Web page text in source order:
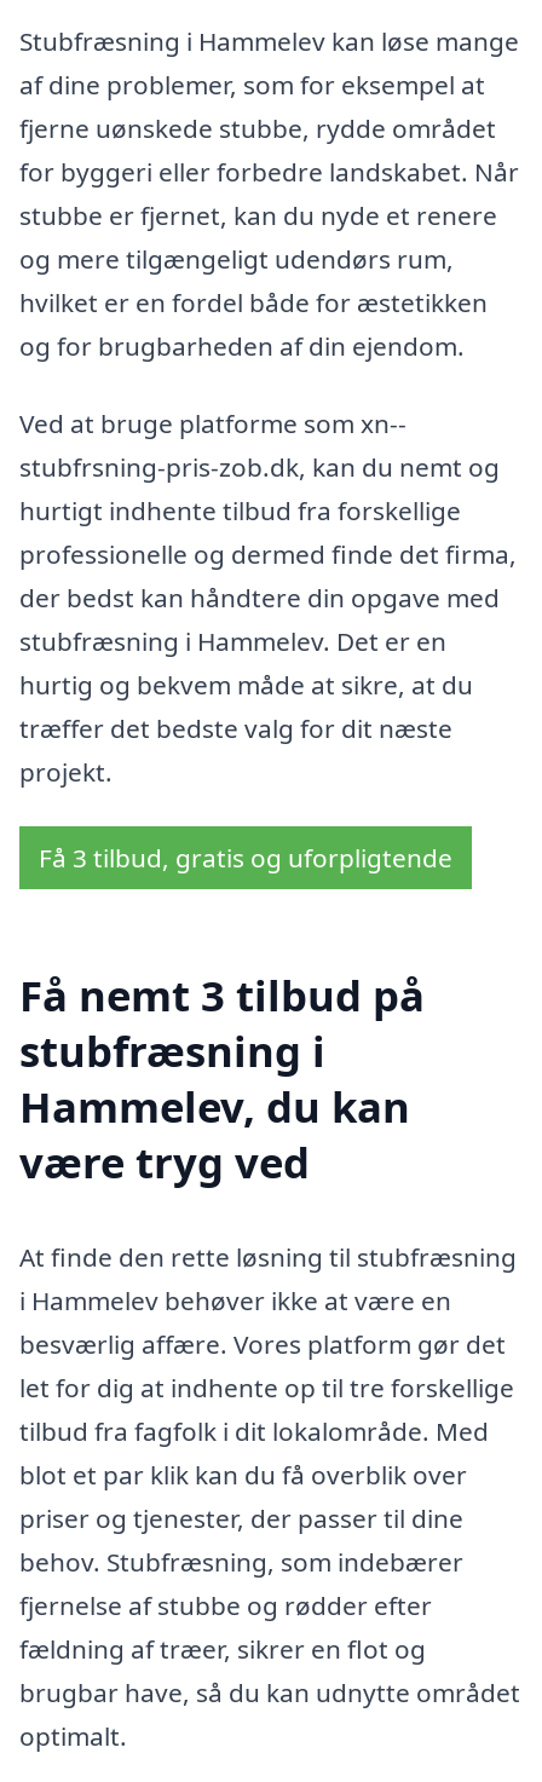
Stubfræsning i Hammelev kan løse mange
af dine problemer, som for eksempel at
fjerne uønskede stubbe, rydde området
for byggeri eller forbedre landskabet. Når
stubbe er fjernet, kan du nyde et renere
og mere tilgængeligt udendørs rum,
hvilket er en fordel både for æstetikken
og for brugbarheden af din ejendom.
Ved at bruge platforme som xn--
stubfrsning-pris-zob.dk, kan du nemt og
hurtigt indhente tilbud fra forskellige
professionelle og dermed finde det firma,
der bedst kan håndtere din opgave med
stubfræsning i Hammelev. Det er en
hurtig og bekvem måde at sikre, at du
træffer det bedste valg for dit næste
projekt.
Få 3 tilbud, gratis og uforpligtende
Få nemt 3 tilbud på
stubfræsning i
Hammelev, du kan
være tryg ved
At finde den rette løsning til stubfræsning
i Hammelev behøver ikke at være en
besværlig affære. Vores platform gør det
let for dig at indhente op til tre forskellige
tilbud fra fagfolk i dit lokalområde. Med
blot et par klik kan du få overblik over
priser og tjenester, der passer til dine
behov. Stubfræsning, som indebærer
fjernelse af stubbe og rødder efter
fældning af træer, sikrer en flot og
brugbar have, så du kan udnytte området
optimalt.